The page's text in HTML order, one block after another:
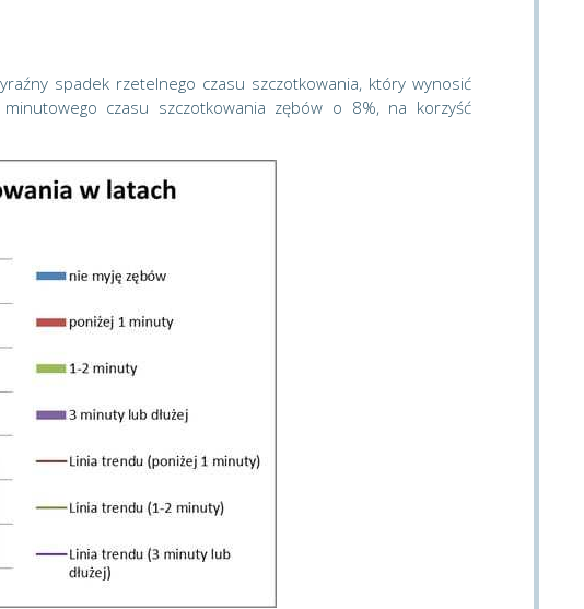
spadek rzetelnego czasu szczotkowania, który wynosić
czasu szczotkowania zębów o 8%, na korzyść